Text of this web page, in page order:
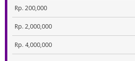
Rp. 200,000
Rp. 2,000,000
Rp. 4,000,000